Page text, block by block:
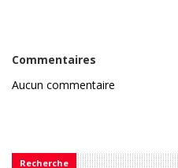
Commentaires
Aucun commentaire
Recherche